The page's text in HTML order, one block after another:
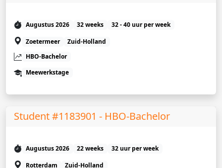
Augustus 2026 32 weeks
32 - 40 uur per week
Zoetermeer
Zuid-Holland
HBO-Bachelor
Meewerkstage
Student #1183901 - HBO-Bachelor
Augustus 2026 22 weeks
32 uur per week
Rotterdam
Zuid-Holland